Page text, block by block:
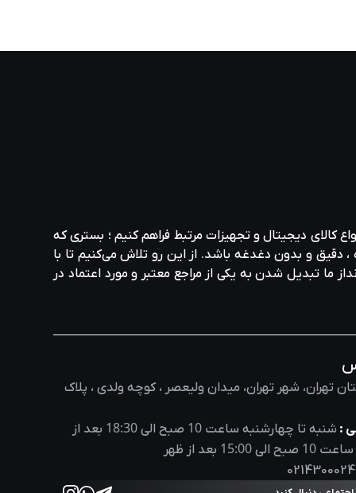
کالای دیجیتال و تجهیزات مرتبط فراهم کنیم ؛ بستری که
دقیق و بدون دغدغه باشد. از این رو تلاش می‌کنیم تا با
ما تبدیل شدن به یکی از مراجع معتبر و مورد اعتماد در
تهران، شهر تهران، میدان ولیعصر ، کوچه ولدی ، پلاک
: شنبه تا چهارشنبه ساعت صبح الی 18:30 بعد از
ساعت
صبح الی 15:00 بعد از ظهر